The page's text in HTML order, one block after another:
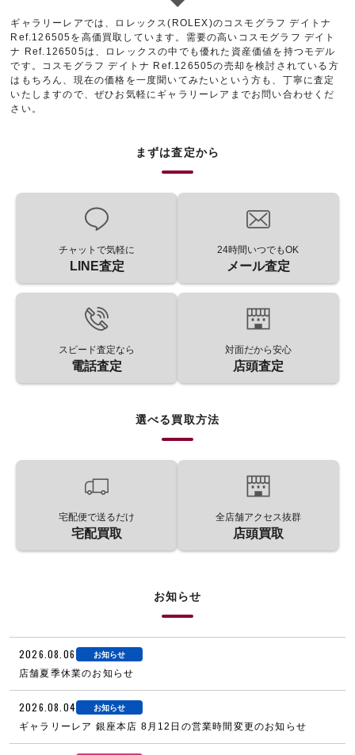
ギャラリーレアでは、ロレックス(ROLEX)のコスモグラフ デイトナ
Ref.126505を高価買取しています。需要の高いコスモグラフ デイト
ナ Ref.126505は、ロレックスの中でも優れた資産価値を持つモデル
です。コスモグラフ デイトナ Ref.126505の売却を検討されている方
はもちろん、現在の価格を一度聞いてみたいという方も、丁寧に査定
いたしますので、ぜひお気軽にギャラリーレアまでお問い合わせくだ
さい。
まずは査定から
チャットで気軽に
LINE査定
24時間いつでもOK
メール査定
スピード査定なら
電話査定
対面だから安心
店頭査定
選べる買取方法
宅配便で送るだけ
宅配買取
全店舗アクセス抜群
店頭買取
お知らせ
2026.08.06 お知らせ
店舗夏季休業のお知らせ
2026.08.04 お知らせ
ギャラリーレア 銀座本店 8月12日の営業時間変更のお知らせ